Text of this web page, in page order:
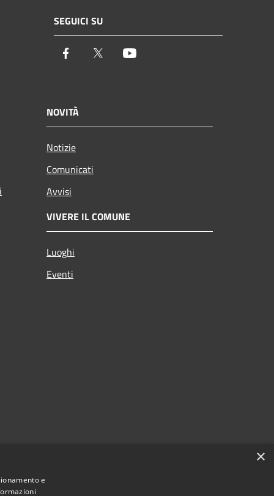
SEGUICI SU
Facebook Twitter
NOVITÀ
Notizie
Comunicati
Avvisi
VIVERE IL COMUNE
Luoghi
Eventi
×
e